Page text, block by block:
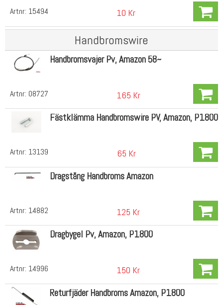
Artnr: 15494 10 Kr
Handbromswire
Artnr: 08727
Handbromsvajer Pv, Amazon 58~
165 Kr
Artnr: 13139
Fästklämma Handbromswire PV, Amazon, P1800
65 Kr
Artnr: 14882
Dragstång Handbroms Amazon
125 Kr
Artnr: 14996
Dragbygel Pv, Amazon, P1800
150 Kr
Returfjäder Handbroms Amazon, P1800